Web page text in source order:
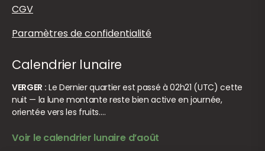
CGV
Paramètres de confidentialité
Calendrier lunaire
VERGER : Le Dernier quartier est passé à 02h21 (UTC) cette
nuit — la lune montante reste bien active en journée,
orientée vers les fruits.…
Voir le calendrier lunaire d’août